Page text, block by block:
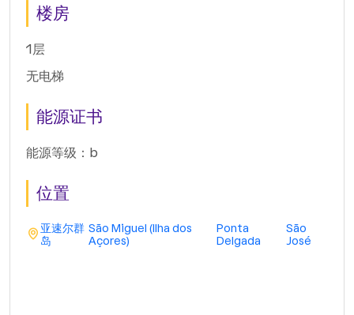
楼房
1层
无电梯
能源证书
能源等级：b
位置
亚速尔群
岛
São Miguel (Ilha dos
Açores)
Ponta
Delgada
São
José